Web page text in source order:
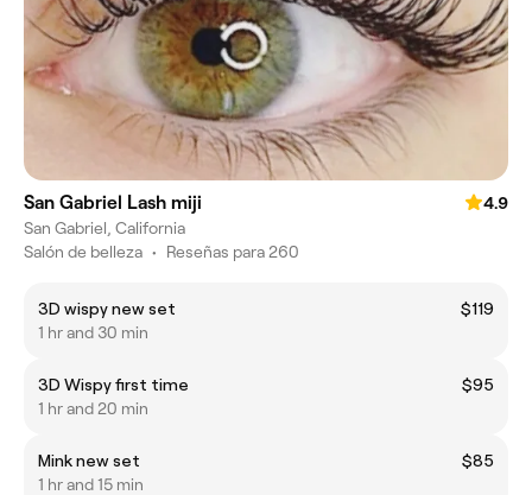
San Gabriel Lash miji
4.9
San Gabriel, California
Salón de belleza • Reseñas para 260
3D wispy new set
$119
1 hr and 30 min
3D Wispy first time
$95
1 hr and 20 min
Mink new set
$85
1 hr and 15 min